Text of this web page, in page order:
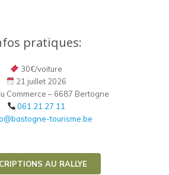
pratiques:
30€/voiture
21 juillet 2026
Commerce – 6687 Bertogne
061 21 27 11
tourisme.be
AU RALLYE